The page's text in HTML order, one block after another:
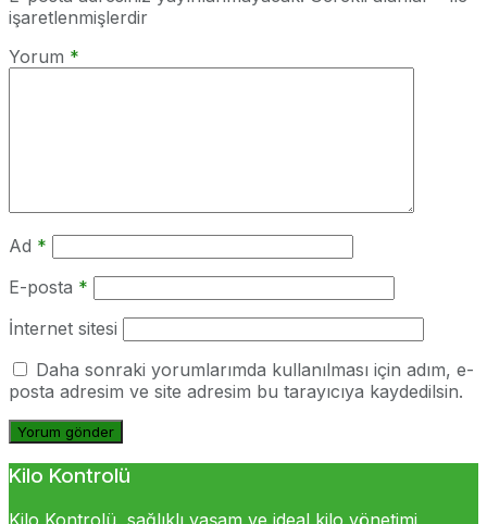
işaretlenmişlerdir
Yorum *
Ad *
E-posta *
İnternet sitesi
Daha sonraki yorumlarımda kullanılması için adım, e-
posta adresim ve site adresim bu tarayıcıya kaydedilsin.
Kilo Kontrolü
Kilo Kontrolü, sağlıklı yaşam ve ideal kilo yönetimi